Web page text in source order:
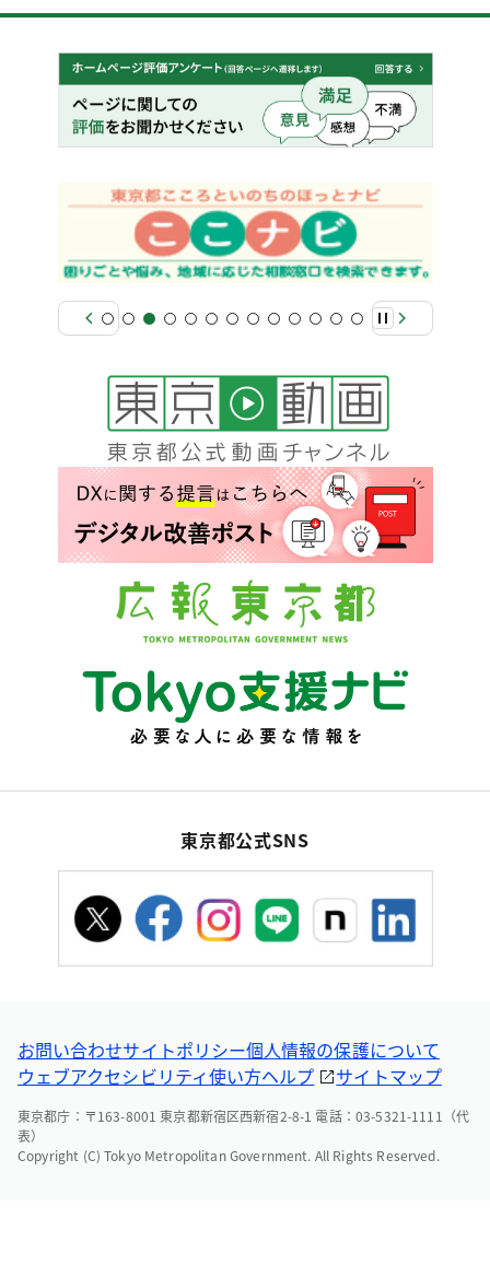
東京都公式SNS
お問い合わせサイトポリシー個人情報の保護について
ウェブアクセシビリティ使い方ヘルプ サイトマップ
東京都庁：〒163-8001 東京都新宿区西新宿2-8-1 電話：03-5321-1111（代
表）
Copyright (C) Tokyo Metropolitan Government. All Rights Reserved.